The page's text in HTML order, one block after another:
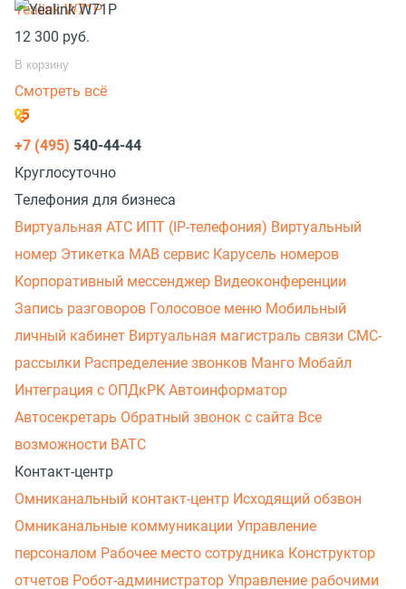
Yealink W71P
12 300 руб.
В корзину
Смотреть всё
+7 (495) 540-44-44
Круглосуточно
Телефония для бизнеса
Виртуальная АТС ИПТ (IP-телефония) Виртуальный
номер Этикетка МАВ сервис Карусель номеров
Корпоративный мессенджер Видеоконференции
Запись разговоров Голосовое меню Мобильный
личный кабинет Виртуальная магистраль связи СМС-
рассылки Распределение звонков Манго Мобайл
Интеграция с ОПДкРК Автоинформатор
Автосекретарь Обратный звонок с сайта Все
возможности ВАТС
Контакт-центр
Омниканальный контакт-центр Исходящий обзвон
Омниканальные коммуникации Управление
персоналом Рабочее место сотрудника Конструктор
отчетов Робот-администратор Управление рабочими